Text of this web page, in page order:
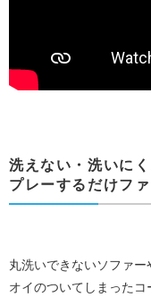
洗えない・洗いに
プレーするだけフ
丸洗いできないソファ
オイのついてしまった